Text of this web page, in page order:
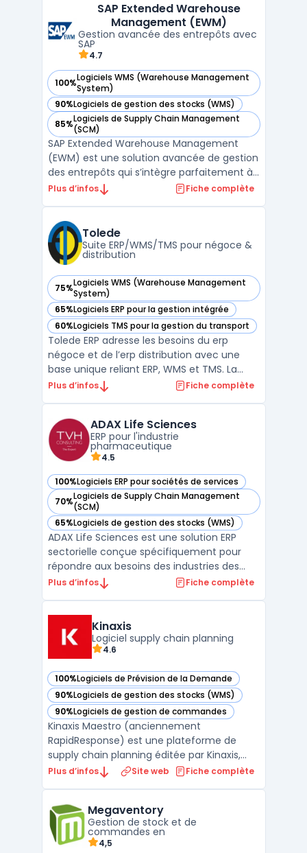
(réceptions, stockage, préparation de
commandes, expéditions) et le pilo ...
SAP Extended Warehouse
Management (EWM)
Gestion avancée des entrepôts avec
SAP
4.7
100%Logiciels WMS (Warehouse Management
System)
— voir SAP Extended Warehouse Management (EWM)
90%Logiciels de gestion des stocks (WMS)
— voir SAP Extended Warehouse Management (EWM)
85%Logiciels de Supply Chain Management
(SCM)
— voir SAP Extended Warehouse Management (EWM)
SAP Extended Warehouse Management
(EWM) est une solution avancée de gestion
des entrepôts qui s’intègre parfaitement à
la suite SAP Supply Chain Management
logistiques en centralisant la gestion des
stocks, en automatisant ...
Plus d’infos Fiche complète
Tolede
Suite ERP/WMS/TMS pour négoce &
distribution
75%Logiciels WMS (Warehouse Management
System)
— voir Tolede dans cette catégorie
65%Logiciels ERP pour la gestion intégrée
— voir Tolede dans cette catégorie
60%Logiciels TMS pour la gestion du transport
— voir Tolede dans cette catégorie
Tolede ERP adresse les besoins du erp
négoce et de l’erp distribution avec une
base unique reliant ERP, WMS et TMS. La
solution centralise données commerciales,
applicatifs. Cette architecture vise une
traçabi ...
Plus d’infos Fiche complète
ADAX Life Sciences
ERP pour l'industrie
pharmaceutique
4.5
100%Logiciels ERP pour sociétés de services
— voir ADAX Life Sciences dans cette catégorie
70%Logiciels de Supply Chain Management
(SCM)
— voir ADAX Life Sciences dans cette catégorie
65%Logiciels de gestion des stocks (WMS)
— voir ADAX Life Sciences dans cette catégorie
ADAX Life Sciences est une solution ERP
sectorielle conçue spécifiquement pour
répondre aux besoins des industries des
sciences de la vie, telles que la pharmacie,
Microsoft Dynamics 365, ce logiciel assure
une gestion centr ...
Plus d’infos Fiche complète
Kinaxis
Logiciel supply chain planning
4.6
100%Logiciels de Prévision de la Demande
— voir Kinaxis dans cette catégorie
90%Logiciels de gestion des stocks (WMS)
— voir Kinaxis dans cette catégorie
90%Logiciels de gestion de commandes
— voir Kinaxis dans cette catégorie
Kinaxis Maestro (anciennement
RapidResponse) est une plateforme de
supply chain planning éditée par Kinaxis,
société canadienne fondée en 1984 et
réapprovisionnement, de la production et
des capacités dans un environnement de
plan ...
Plus d’infos Site web Fiche complète
Megaventory
Gestion de stock et de
commandes en
4,5